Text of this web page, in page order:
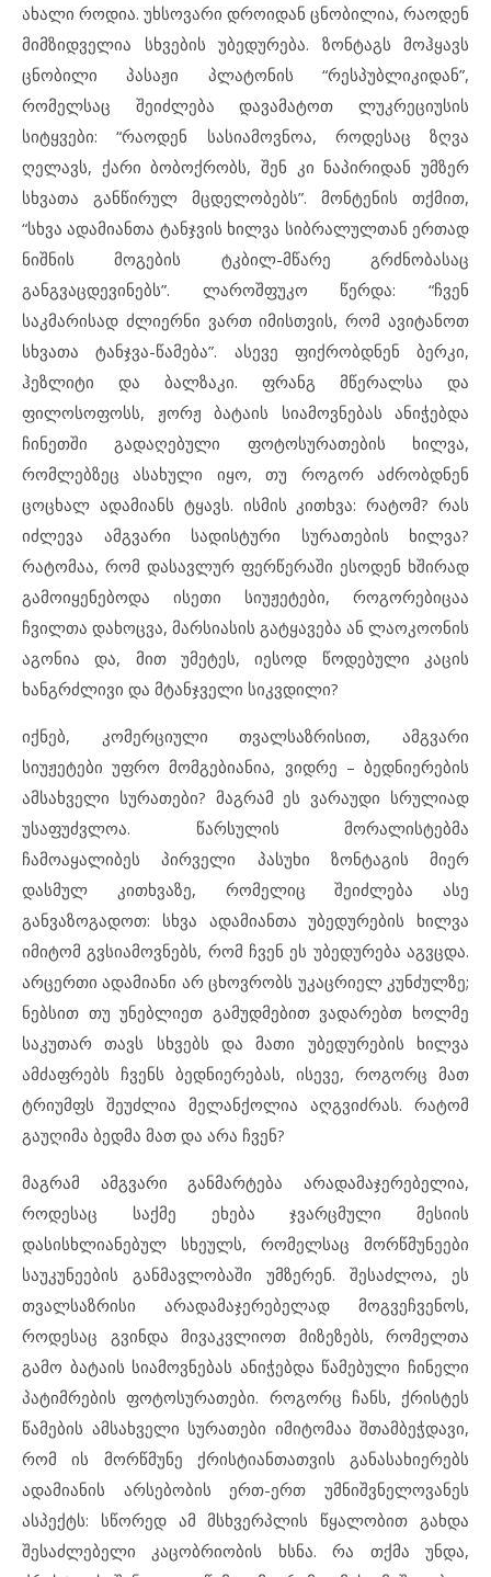
ახალი როდია. უხსოვარი დროიდან ცნობილია, რაოდენ
მიმზიდველია სხვების უბედურება. ზონტაგს მოჰყავს
ცნობილი პასაჟი პლატონის “რესპუბლიკიდან”,
რომელსაც შეიძლება დავამატოთ ლუკრეციუსის
სიტყვები: “რაოდენ სასიამოვნოა, როდესაც ზღვა
ღელავს, ქარი ბობოქრობს, შენ კი ნაპირიდან უმზერ
სხვათა განწირულ მცდელობებს”. მონტენის თქმით,
“სხვა ადამიანთა ტანჯვის ხილვა სიბრალულთან ერთად
ნიშნის მოგების ტკბილ-მწარე გრძნობასაც
განგვაცდევინებს”. ლაროშფუკო წერდა: “ჩვენ
საკმარისად ძლიერნი ვართ იმისთვის, რომ ავიტანოთ
სხვათა ტანჯვა-წამება”. ასევე ფიქრობდნენ ბერკი,
ჰეზლიტი და ბალზაკი. ფრანგ მწერალსა და
ფილოსოფოსს, ჟორჟ ბატაის სიამოვნებას ანიჭებდა
ჩინეთში გადაღებული ფოტოსურათების ხილვა,
რომლებზეც ასახული იყო, თუ როგორ აძრობდნენ
ცოცხალ ადამიანს ტყავს. ისმის კითხვა: რატომ? რას
იძლევა ამგვარი სადისტური სურათების ხილვა?
რატომაა, რომ დასავლურ ფერწერაში ესოდენ ხშირად
გამოიყენებოდა ისეთი სიუჟეტები, როგორებიცაა
ჩვილთა დახოცვა, მარსიასის გატყავება ან ლაოკოონის
აგონია და, მით უმეტეს, იესოდ წოდებული კაცის
ხანგრძლივი და მტანჯველი სიკვდილი?
იქნებ, კომერციული თვალსაზრისით, ამგვარი
სიუჟეტები უფრო მომგებიანია, ვიდრე – ბედნიერების
ამსახველი სურათები? მაგრამ ეს ვარაუდი სრულიად
უსაფუძვლოა. წარსულის მორალისტებმა
ჩამოაყალიბეს პირველი პასუხი ზონტაგის მიერ
დასმულ კითხვაზე, რომელიც შეიძლება ასე
განვაზოგადოთ: სხვა ადამიანთა უბედურების ხილვა
იმიტომ გვსიამოვნებს, რომ ჩვენ ეს უბედურება აგვცდა.
არცერთი ადამიანი არ ცხოვრობს უკაცრიელ კუნძულზე;
ნებსით თუ უნებლიეთ გამუდმებით ვადარებთ ხოლმე
საკუთარ თავს სხვებს და მათი უბედურების ხილვა
ამძაფრებს ჩვენს ბედნიერებას, ისევე, როგორც მათ
ტრიუმფს შეუძლია მელანქოლია აღგვიძრას. რატომ
გაუღიმა ბედმა მათ და არა ჩვენ?
მაგრამ ამგვარი განმარტება არადამაჯერებელია,
როდესაც საქმე ეხება ჯვარცმული მესიის
დასისხლიანებულ სხეულს, რომელსაც მორწმუნეები
საუკუნეების განმავლობაში უმზერენ. შესაძლოა, ეს
თვალსაზრისი არადამაჯერებელად მოგვეჩვენოს,
როდესაც გვინდა მივაკვლიოთ მიზეზებს, რომელთა
გამო ბატაის სიამოვნებას ანიჭებდა წამებული ჩინელი
პატიმრების ფოტოსურათები. როგორც ჩანს, ქრისტეს
წამების ამსახველი სურათები იმიტომაა შთამბეჭდავი,
რომ ის მორწმუნე ქრისტიანთათვის განასახიერებს
ადამიანის არსებობის ერთ-ერთ უმნიშვნელოვანეს
ასპექტს: სწორედ ამ მსხვერპლის წყალობით გახდა
შესაძლებელი კაცობრიობის ხსნა. რა თქმა უნდა,